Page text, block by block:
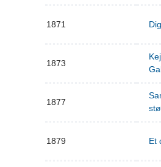
1871
1873
1877
1879 Et